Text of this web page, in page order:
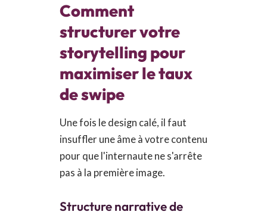
Comment
structurer votre
storytelling pour
maximiser le taux
de swipe
Une fois le design calé, il faut
insuffler une âme à votre contenu
pour que l'internaute ne s'arrête
pas à la première image.
Structure narrative de